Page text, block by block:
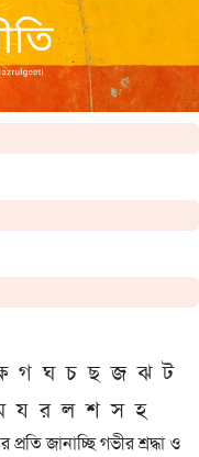
গ ঘ চ ছ জ ঝ ট
য র ল শ স হ
জানাচ্ছি গভীর শ্রদ্ধা ও